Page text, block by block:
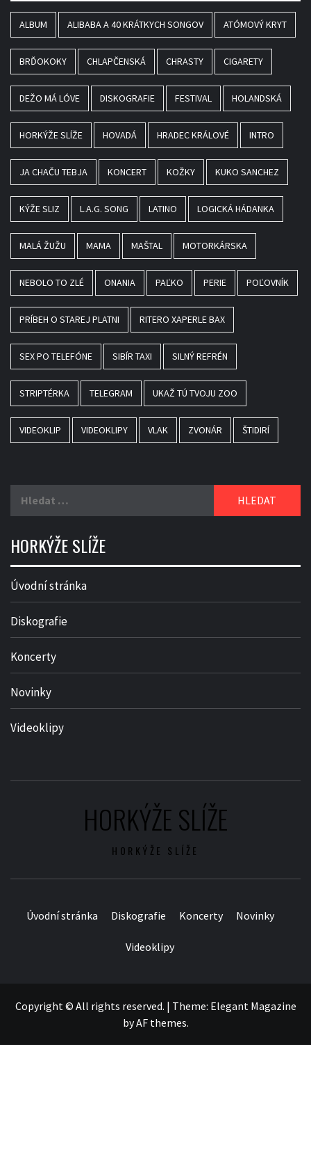
ALBUM ALIBABA A 40 KRÁTKYCH SONGOV ATÓMOVÝ KRYT
BRĎOKOKY CHLAPČENSKÁ CHRASTY CIGARETY
DEŽO MÁ LÓVE DISKOGRAFIE FESTIVAL HOLANDSKÁ
HORKÝŽE SLÍŽE HOVADÁ HRADEC KRÁLOVÉ INTRO
JA CHAČU TEBJA KONCERT KOŽKY KUKO SANCHEZ
KÝŽE SLIZ L.A.G. SONG LATINO LOGICKÁ HÁDANKA
MALÁ ŽUŽU MAMA MAŠTAL MOTORKÁRSKA
NEBOLO TO ZLÉ ONANIA PAĽKO PERIE POĽOVNÍK
PRÍBEH O STAREJ PLATNI RITERO XAPERLE BAX
SEX PO TELEFÓNE SIBÍR TAXI SILNÝ REFRÉN
STRIPTÉRKA TELEGRAM UKAŽ TÚ TVOJU ZOO
VIDEOKLIP VIDEOKLIPY VLAK ZVONÁR ŠTIDIRÍ
HORKÝŽE SLÍŽE
Úvodní stránka
Diskografie
Koncerty
Novinky
Videoklipy
HORKÝŽE SLÍŽE
HORKÝŽE SLÍŽE
Úvodní stránka Diskografie Koncerty Novinky
Videoklipy
Copyright © All rights reserved. | Theme: Elegant Magazine
byAF themes.